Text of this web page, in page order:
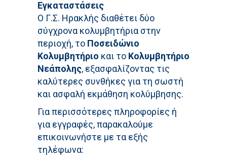
Εγκαταστάσεις
Ο Γ.Σ. Ηρακλής διαθέτει δύο
σύγχρονα κολυμβητήρια στην
περιοχή, το Ποσειδώνιο
Κολυμβητήριο και το Κολυμβητήριο
Νεάπολης, εξασφαλίζοντας τις
καλύτερες συνθήκες για τη σωστή
και ασφαλή εκμάθηση κολύμβησης.
Για περισσότερες πληροφορίες ή
για εγγραφές, παρακαλούμε
επικοινωνήστε με τα εξής
τηλέφωνα: